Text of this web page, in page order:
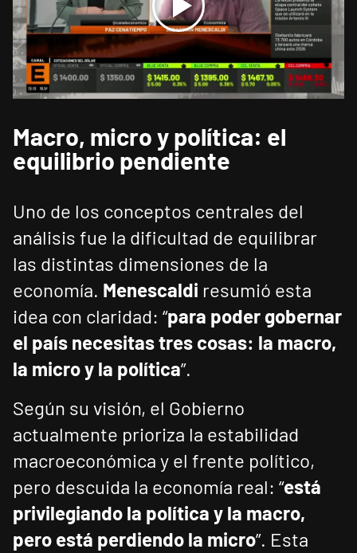
Macro, micro y política: el
equilibrio pendiente
Uno de los conceptos centrales del
análisis fue la dificultad de equilibrar
las distintas dimensiones de la
economía. Menescaldi resumió esta
idea con claridad: “para poder gobernar
el país necesitas tres cosas: la macro,
la micro y la política”.
Según su visión, el Gobierno
actualmente prioriza la estabilidad
macroeconómica y el frente político,
pero descuida la economía real: “está
privilegiando la política y la macro,
pero está perdiendo la micro”. Esta